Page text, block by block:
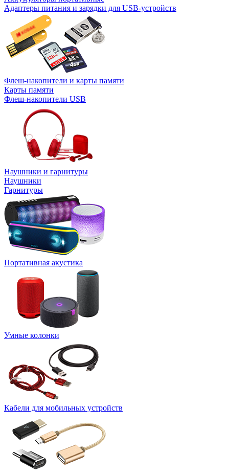
Адаптеры питания и зарядки для USB-устройств
Флеш-накопители и карты памяти
Карты памяти
Флеш-накопители USB
Наушники и гарнитуры
Наушники
Гарнитуры
Портативная акустика
Умные колонки
Кабели для мобильных устройств